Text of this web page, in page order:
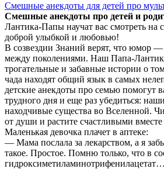
Смешные анекдоты для детей про
Смешные анекдоты про детей и
Лантика-Папы научат вас смотреть на
доброй улыбкой и любовью!
В созвездии Знаний верят, что юмор
между поколениями. Наш Папа-Лантик
трогательные и забавные истории о
чада находят общий язык в самых
детские анекдоты про семью помогут
трудного дня и еще раз убедиться:
находчивые существа во Вселенной.
от души и растите счастливыми
Маленькая девочка плачет в аптеке:
— Мама послала за лекарством, а я
такое. Простое. Помню только, что в
гидроксиметиламинотрифенилацетат…